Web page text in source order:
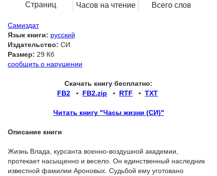
Страниц
Часов на чтение Всего слов
Самиздат
Язык книги: русский
Издательство: СИ
Размер: 29 Кб
сообщить о нарушении
Скачать книгу бесплатно:
FB2 ▪ FB2.zip ▪ RTF ▪ TXT
Читать книгу "Часы жизни (СИ)"
Описание книги
Жизнь Влада, курсанта военно-воздушной академии,
протекает насыщенно и весело. Он единственный наследник
известной фамилии Ароновых. Судьбой ему уготовано